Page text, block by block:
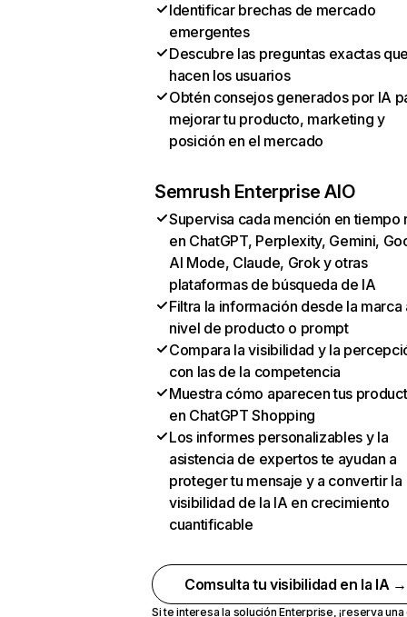
Identificar brechas de mercado
emergentes
Descubre las preguntas exactas
hacen los usuarios
Obtén consejos generados por IA
mejorar tu producto, marketing y
posición en el mercado
Semrush Enterprise AIO
Supervisa cada mención en tiempo
en ChatGPT, Perplexity, Gemini,
AI Mode, Claude, Grok y otras
plataformas de búsqueda de IA
Filtra la información desde la marca
nivel de producto o prompt
Compara la visibilidad y la
con las de la competencia
Muestra cómo aparecen tus
en ChatGPT Shopping
Los informes personalizables y la
asistencia de expertos te ayudan a
proteger tu mensaje y a convertir la
visibilidad de la IA en crecimiento
cuantificable
Comsulta tu visibilidad en la IA →
Si te interesa la solución Enterprise,¡reserva